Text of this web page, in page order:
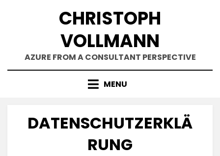
CHRISTOPH
VOLLMANN
AZURE FROM A CONSULTANT PERSPECTIVE
MENU
DATENSCHUTZERKLÄ
RUNG